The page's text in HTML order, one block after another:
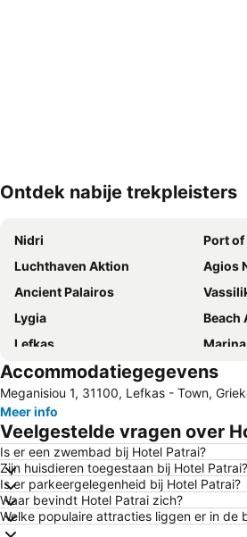
Kaart uitvouwen
Ontdek nabije trekpleisters
Nidri
Port of
Luchthaven Aktion
Agios
Ancient Palairos
Lygia
Beach
Lefkas
Amfilochia
Loutsa
Sivota
Dimotiko Stadio Leukadas ''Platwnas Grigoris''
Porto
Nydri
Vasiliki
Kanali
Fiskardo Port
Port of Preveza
Beach
Accommodatiegegevens
Meganisiou 1, 31100, Lefkas - Town,
Meer info
Veelgestelde vragen over
Is er een zwembad bij Hotel Patrai?
Zijn huisdieren toegestaan bij Hotel Patrai?
Is er parkeergelegenheid bij Hotel Patrai?
Waar bevindt Hotel Patrai zich?
Welke populaire attracties liggen er in de